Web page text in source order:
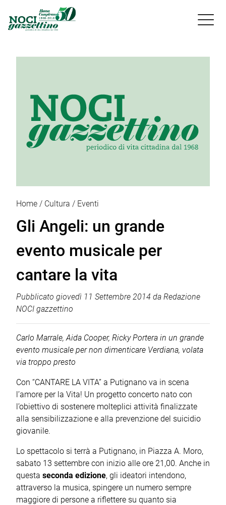

Home Cultura Eventi
Gli Angeli: un grande
evento musicale per
cantare la vita
Pubblicato giovedì 11 Settembre 2014 da Redazione
NOCI gazzettino
Carlo Marrale, Aida Cooper, Ricky Portera in un grande
evento musicale per non dimenticare Verdiana, volata
via troppo presto
Con “CANTARE LA VITA” a Putignano va in scena
l’amore per la Vita! Un progetto concerto nato con
l’obiettivo di sostenere molteplici attività finalizzate
alla sensibilizzazione e alla prevenzione del suicidio
giovanile.
Lo spettacolo si terrà a Putignano, in Piazza A. Moro,
sabato 13 settembre con inizio alle ore 21,00. Anche in
questa seconda edizione, gli ideatori intendono,
attraverso la musica, spingere un numero sempre
maggiore di persone a riflettere su quanto sia